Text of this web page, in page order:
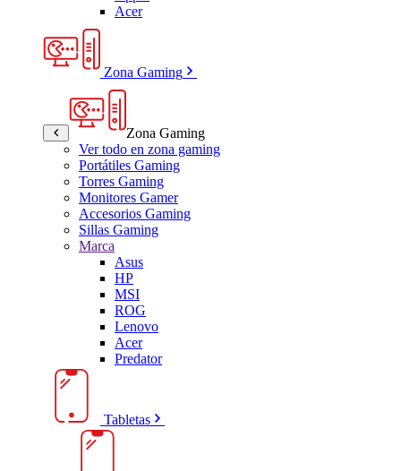
Acer
Zona Gaming
Zona Gaming
Ver todo en zona gaming
Portátiles Gaming
Torres Gaming
Monitores Gamer
Accesorios Gaming
Sillas Gaming
Marca
Asus
HP
MSI
ROG
Lenovo
Acer
Predator
Tabletas